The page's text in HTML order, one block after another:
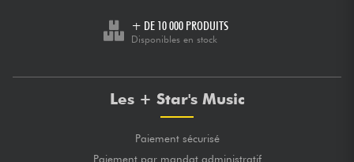
+ DE 10 000 PRODUITS
Disponibles en stock
Les + Star's Music
Paiement sécurisé
Paiement par mandat administratif